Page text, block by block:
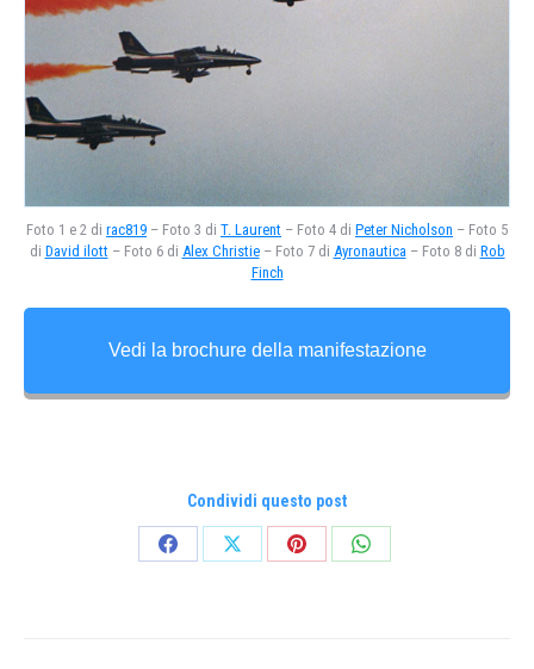
Foto 1 e 2 di rac819 – Foto 3 di T. Laurent – Foto 4 di Peter Nicholson – Foto 5
di David ilott – Foto 6 di Alex Christie– Foto 7 di Ayronautica – Foto 8 di Rob
Finch
Vedi la brochure della manifestazione
Condividi questo post
CondividiCondividiCondividiCondividi